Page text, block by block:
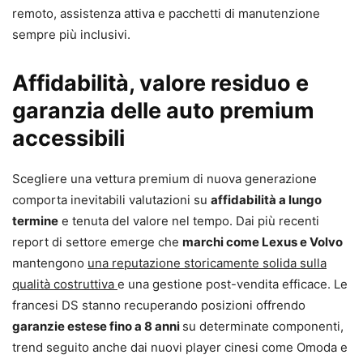
remoto, assistenza attiva e pacchetti di manutenzione
sempre più inclusivi.
Affidabilità, valore residuo e
garanzia delle auto premium
accessibili
Scegliere una vettura premium di nuova generazione
comporta inevitabili valutazioni su affidabilità a lungo
termine e tenuta del valore nel tempo. Dai più recenti
report di settore emerge che marchi come Lexus e Volvo
mantengono una reputazione storicamente solida sulla
qualità costruttiva e una gestione post-vendita efficace. Le
francesi DS stanno recuperando posizioni offrendo
garanzie estese fino a 8 anni su determinate componenti,
trend seguito anche dai nuovi player cinesi come Omoda e